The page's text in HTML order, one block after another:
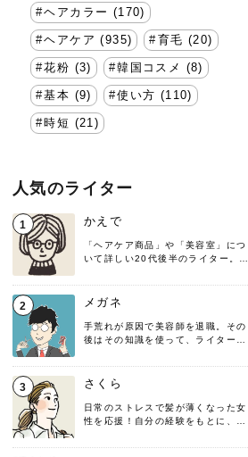
ヘアカラー (170)
ヘアケア (935) 育毛 (20)
花粉 (3) 韓国コスメ (8)
基本 (9) 使い方 (110)
時短 (21)
人気のライター
1 かえで
「ヘアケア商品」や「美容室」につ
いて詳しい20代後半のライター。楽
す！
2 メガネ
手荒れが原因で美容師を退職。その
後はその知識を使って、ライターと
髪の知識をわかりやすく紹介しま
す！
3 さくら
日常のストレスで髪が薄くなった女
性を応援！自分の経験をもとに、執